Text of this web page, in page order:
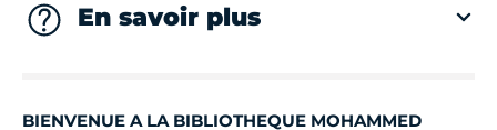
En savoir plus
BIENVENUE A LA BIBLIOTHEQUE MOHAMMED